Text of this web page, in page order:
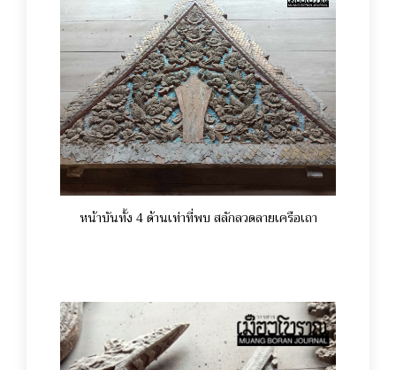
หน้าบันทั้ง 4 ด้านเท่าที่พบ สลักลวดลายเครือเถา